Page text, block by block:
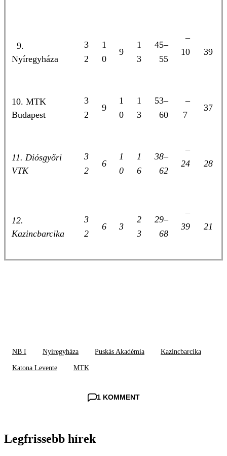
9.
Nyíregyháza
3
2
1
0
9
1
3
45–
55
–
10
39
10. MTK
Budapest
3
2
9
1
0
1
3
53–
60
–
7
37
11. Diósgyőri
VTK
3
2
6
1
0
1
6
38–
62
–
24
28
12.
Kazincbarcika
3
2
6 3
2
3
29–
68
–
39
21
NB I Nyíregyháza Puskás Akadémia Kazincbarcika
Katona Levente MTK
1 KOMMENT
Legfrissebb hírek